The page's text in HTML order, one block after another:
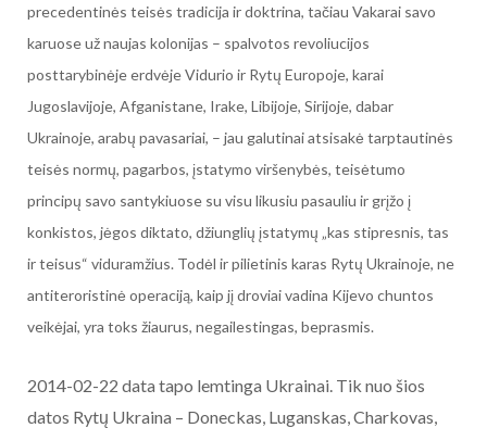
precedentinės teisės tradicija ir doktrina, tačiau Vakarai savo
karuose už naujas kolonijas – spalvotos revoliucijos
posttarybinėje erdvėje Vidurio ir Rytų Europoje, karai
Jugoslavijoje, Afganistane, Irake, Libijoje, Sirijoje, dabar
Ukrainoje, arabų pavasariai, – jau galutinai atsisakė tarptautinės
teisės normų, pagarbos, įstatymo viršenybės, teisėtumo
principų savo santykiuose su visu likusiu pasauliu ir grįžo į
konkistos, jėgos diktato, džiunglių įstatymų „kas stipresnis, tas
ir teisus“ viduramžius. Todėl ir pilietinis karas Rytų Ukrainoje, ne
antiteroristinė operaciją, kaip jį droviai vadina Kijevo chuntos
veikėjai, yra toks žiaurus, negailestingas, beprasmis.
2014-02-22 data tapo lemtinga Ukrainai. Tik nuo šios
datos Rytų Ukraina – Doneckas, Luganskas, Charkovas,